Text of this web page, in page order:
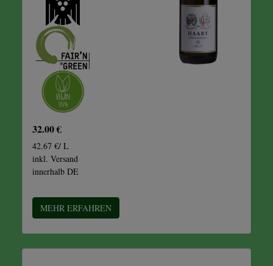
32.00 €
42.67 €/ L
inkl. Versand
innerhalb DE
MEHR ERFAHREN